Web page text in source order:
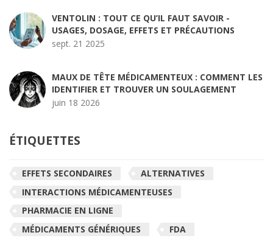
VENTOLIN : TOUT CE QU’IL FAUT SAVOIR -
USAGES, DOSAGE, EFFETS ET PRÉCAUTIONS
sept. 21 2025
MAUX DE TÊTE MÉDICAMENTEUX : COMMENT LES
IDENTIFIER ET TROUVER UN SOULAGEMENT
juin 18 2026
ÉTIQUETTES
EFFETS SECONDAIRES
ALTERNATIVES
INTERACTIONS MÉDICAMENTEUSES
PHARMACIE EN LIGNE
MÉDICAMENTS GÉNÉRIQUES
FDA